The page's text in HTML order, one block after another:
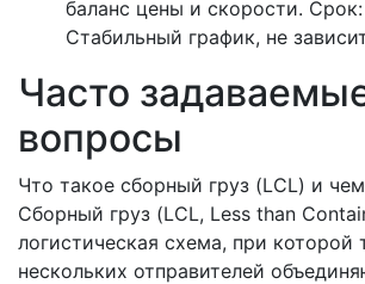
баланс цены и скорости.
Стабильный график, не
Часто
вопросы
Что такое сборный груз (LCL) и
Сборный груз (LCL, Less than
логистическая схема, при которой
нескольких отправителей